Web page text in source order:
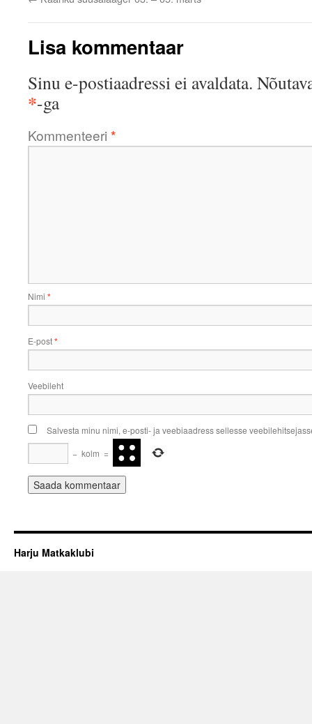
Lisa kommentaar
Sinu e-postiaadressi ei avaldata.
*-ga
Kommenteeri *
Nimi *
E-post*
Veebileht
Salvesta minu nimi, e-posti- ja veebiaadress sellesse
− kolm =
Harju Matkaklubi